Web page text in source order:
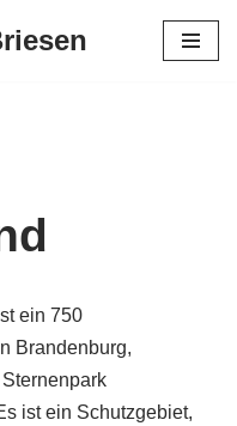
ein 750
Brandenburg,
ist ein Schutzgebiet,